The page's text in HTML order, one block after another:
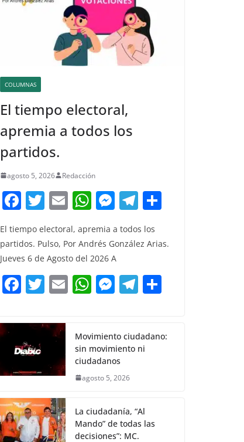
COLUMNAS
El tiempo electoral,
apremia a todos los
partidos.
agosto 5, 2026 Redacción
F
c
e
b
o
k
T
w
itt
er
E
m
ai
l
W
at
s
A
p
M
ss
e
n
g
T
el
e
a
m
m
El tiempo electoral, apremia a todos los
partidos. Pulso, Por Andrés González Arias.
Jueves 6 de Agosto del 2026 A
F
c
e
b
o
o
k
T
itt
er
E W
s
A
p
M
e
n
g
T
gr
a
p
Movimiento ciudadano:
sin movimiento ni
ciudadanos
agosto 5, 2026
La ciudadanía, “Al
Mando” de todas las
decisiones”: MC.